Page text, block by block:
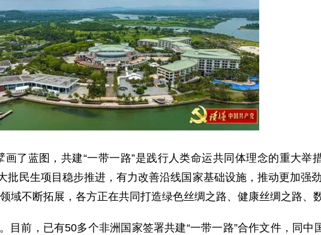
蓝图，共建“一带一路”是践行人类命运共同体理念的重大举
批民生项目稳步推进，有力改善沿线国家基础设施，推动更加强
域不断拓展，各方正在共同打造绿色丝绸之路、健康丝绸之路、
前，已有50多个非洲国家签署共建“一带一路”合作文件，同中